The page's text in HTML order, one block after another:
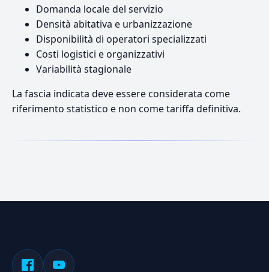
Domanda locale del servizio
Densità abitativa e urbanizzazione
Disponibilità di operatori specializzati
Costi logistici e organizzativi
Variabilità stagionale
La fascia indicata deve essere considerata come
riferimento statistico e non come tariffa definitiva.